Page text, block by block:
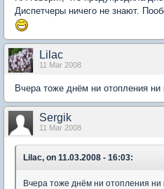
Диспетчеры ничего не знают.
Lilac
11 Mar 2008
Вчера тоже днём ни отопления ни
Sergik
11 Mar 2008
Lilac, on 11.03.2008 - 16:03:
Вчера тоже днём ни отопления ни